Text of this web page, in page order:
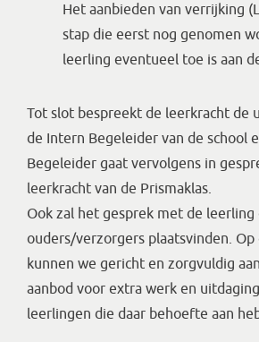
Het aanbieden van verrijking
stap die eerst nog genomen
leerling eventueel toe is aan
Tot slot bespreekt de leerkracht de
de Intern Begeleider van de school
Begeleider gaat vervolgens in
leerkracht van de Prismaklas.
Ook zal het gesprek met de leerling
ouders/verzorgers plaatsvinden.
kunnen we gericht en zorgvuldig
aanbod voor extra werk en
leerlingen die daar behoefte aan